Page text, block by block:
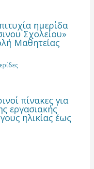
ημερίδα
Σχολείου»
Μαθητείας
πίνακες για
εργασιακής
ηλικίας έως